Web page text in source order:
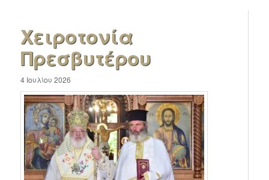
Χειροτονία
Πρεσβυτέρου
4 Ιουλίου 2026